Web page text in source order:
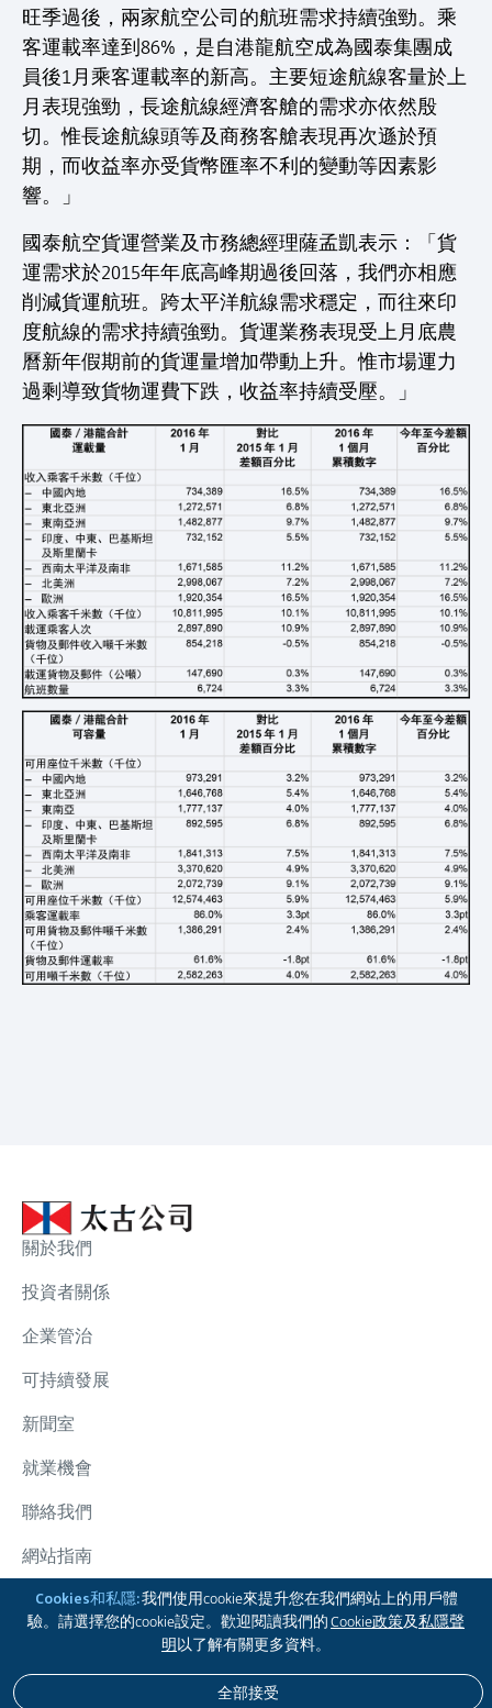
Cookies和私隱:我們使用cookie來提升您在我們網站上的用戶體
驗。請選擇您的cookie設定。歡迎閱讀我們的Cookie政策及私隱聲
明 以了解有關更多資料。
全部接受
旺季過後，兩家航空公司的航班需求持續強勁。乘
客運載率達到86%，是自港龍航空成為國泰集團成
員後1月乘客運載率的新高。主要短途航線客量於上
月表現強勁，長途航線經濟客艙的需求亦依然殷
切。惟長途航線頭等及商務客艙表現再次遜於預
期，而收益率亦受貨幣匯率不利的變動等因素影
響。」
國泰航空貨運營業及市務總經理薩孟凱表示：「貨
運需求於2015年年底高峰期過後回落，我們亦相應
削減貨運航班。跨太平洋航線需求穩定，而往來印
度航線的需求持續強勁。貨運業務表現受上月底農
曆新年假期前的貨運量增加帶動上升。惟市場運力
過剩導致貨物運費下跌，收益率持續受壓。」
關於我們
投資者關係
企業管治
可持續發展
新聞室
就業機會
聯絡我們
網站指南
太古集團